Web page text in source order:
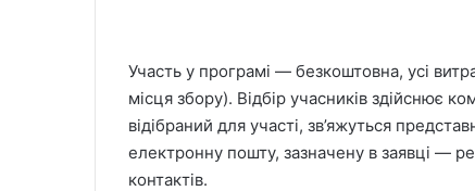
Участь у програмі — безкоштовна, усі
місця збору). Відбір учасників здійснює
відібраний для участі, зв’яжуться
електронну пошту, зазначену в заявці —
контактів.